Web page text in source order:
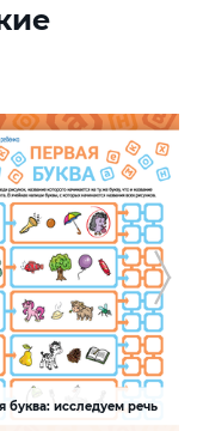
буква: исследуем речь